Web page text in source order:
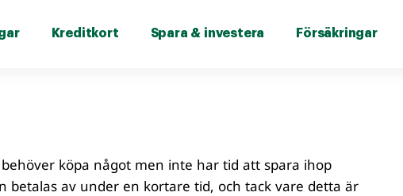
Kreditkort Spara & investera Försäkringar
köpa något men inte har tid att spara ihop
av under en kortare tid, och tack vare detta är